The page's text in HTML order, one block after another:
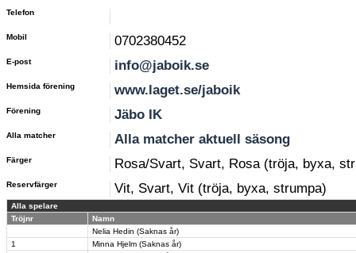
Telefon
Mobil 0702380452
E-post info@jaboik.se
Hemsida förening www.laget.se/jaboik
Förening Jäbo IK
Alla matcher Alla matcher aktuell säsong
Färger Rosa/Svart, Svart, Rosa (tröja, byxa,
Reservfärger Vit, Svart, Vit (tröja, byxa, strumpa)
Alla spelare
Tröjnr
Namn
Nelia Hedin (Saknas år)
1
Minna Hjelm (Saknas år)